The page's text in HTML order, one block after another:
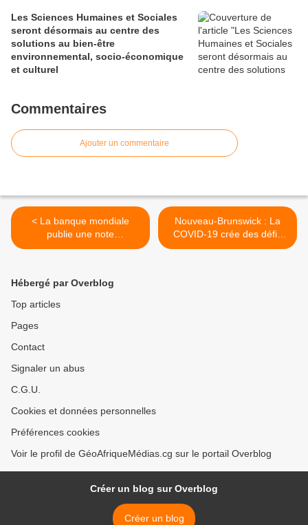
Les Sciences Humaines et Sociales
seront désormais au centre des
solutions au bien-être
environnemental, socio-économique
et culturel
Commentaires
Ajouter un commentaire
< La banque mondiale
publie une note
d'orientation à l'attention
Nouveau-Brunswick : La
COVID-19 crée des défis
d'approvisionnement
Hébergé par Overblog
Top articles
Pages
Contact
Signaler un abus
C.G.U.
Cookies et données personnelles
Préférences cookies
Voir le profil de GéoAfriqueMédias.cg sur le portail Overblog
Créer un blog sur Overblog
Créer un blog